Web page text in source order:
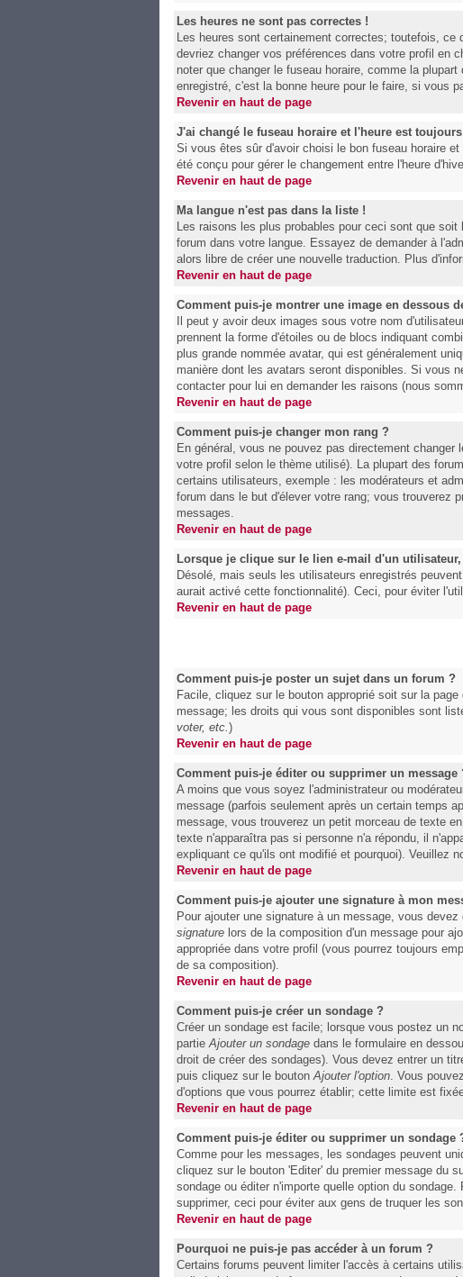
Les heures ne sont pas correctes !
Les heures sont certainement correctes; toutefois,
devriez changer vos préférences dans votre profil en
noter que changer le fuseau horaire, comme la
enregistré, c'est la bonne heure pour le faire, si vous
Revenir en haut de page
J'ai changé le fuseau horaire et l'heure est
Si vous êtes sûr d'avoir choisi le bon fuseau horaire
été conçu pour gérer le changement entre l'heure
Revenir en haut de page
Ma langue n'est pas dans la liste !
Les raisons les plus probables pour ceci sont que
forum dans votre langue. Essayez de demander à
alors libre de créer une nouvelle traduction. Plus
Revenir en haut de page
Comment puis-je montrer une image en dessous
Il peut y avoir deux images sous votre nom
prennent la forme d'étoiles ou de blocs indiquant
plus grande nommée avatar, qui est généralement
manière dont les avatars seront disponibles. Si vous
contacter pour lui en demander les raisons (nous
Revenir en haut de page
Comment puis-je changer mon rang ?
En général, vous ne pouvez pas directement
votre profil selon le thème utilisé). La plupart des
certains utilisateurs, exemple : les modérateurs et
forum dans le but d'élever votre rang; vous trouverez
messages.
Revenir en haut de page
Lorsque je clique sur le lien e-mail d'un
Désolé, mais seuls les utilisateurs enregistrés
aurait activé cette fonctionnalité). Ceci, pour éviter
Revenir en haut de page
Comment puis-je poster un sujet dans un forum ?
Facile, cliquez sur le bouton approprié soit sur la
message; les droits qui vous sont disponibles sont
voter, etc.)
Revenir en haut de page
Comment puis-je éditer ou supprimer un message
A moins que vous soyez l'administrateur ou
message (parfois seulement après un certain temps
message, vous trouverez un petit morceau de texte
texte n'apparaîtra pas si personne n'a répondu, il
expliquant ce qu'ils ont modifié et pourquoi). Veuillez
Revenir en haut de page
Comment puis-je ajouter une signature à mon
Pour ajouter une signature à un message, vous
signature lors de la composition d'un message pour
appropriée dans votre profil (vous pourrez toujours
de sa composition).
Revenir en haut de page
Comment puis-je créer un sondage ?
Créer un sondage est facile; lorsque vous postez un
partieAjouter un sondage dans le formulaire en
droit de créer des sondages). Vous devez entrer un
puis cliquez sur le boutonAjouter l'option. Vous
d'options que vous pourrez établir; cette limite est
Revenir en haut de page
Comment puis-je éditer ou supprimer un sondage
Comme pour les messages, les sondages peuvent
cliquez sur le bouton 'Editer' du premier message du
sondage ou éditer n'importe quelle option du
supprimer, ceci pour éviter aux gens de truquer les
Revenir en haut de page
Pourquoi ne puis-je pas accéder à un forum ?
Certains forums peuvent limiter l'accès à certains